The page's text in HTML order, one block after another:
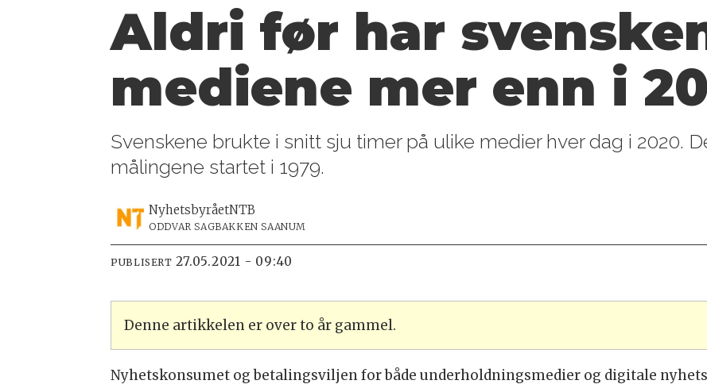
Aldri før har
mediene mer enn i
Svenskene brukte i snitt sju timer på ulike medier hver dag i 2020.
målingene startet i 1979.
NyhetsbyråetNTB
ODDVAR SAGBAKKEN SAANUM
PUBLISERT 27.05.2021 - 09:40
Denne artikkelen er over to år gammel.
Nyhetskonsumet og betalingsviljen for både underholdningsmedier og digitale